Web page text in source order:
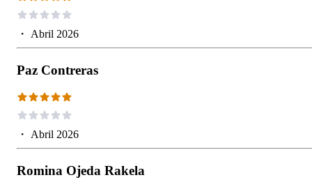
・ Abril 2026
Paz Contreras
・ Abril 2026
Romina Ojeda Rakela